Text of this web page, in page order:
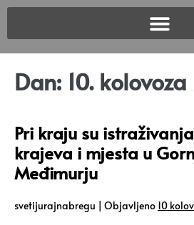
Dan: 10.
Pri kraju su
krajeva i mjesta u
Međimurju
svetijurajnabregu | Objavljeno 10